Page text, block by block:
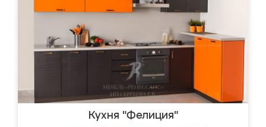
Кухня "Фелиция"